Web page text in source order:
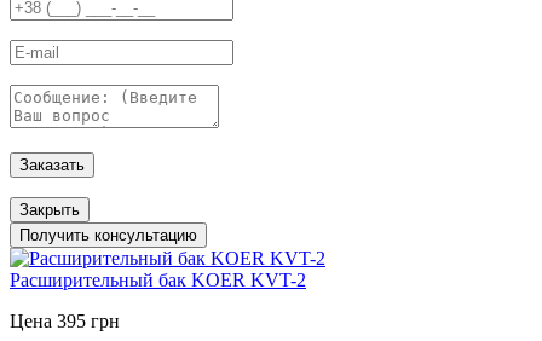
Заказать
Закрыть
Получить консультацию
Расширительный бак KOER KVT-2
Цена 395 грн